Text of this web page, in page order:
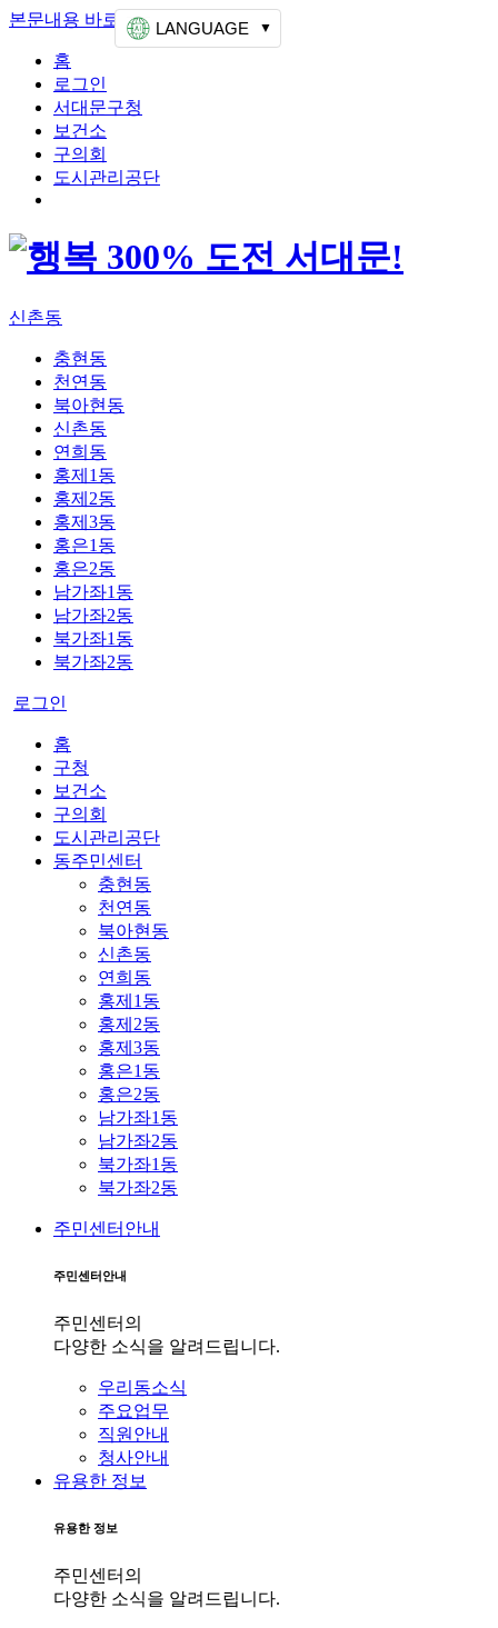
본문내용 바로가기 상단메뉴 가기
홈
로그인
서대문구청
보건소
구의회
도시관리공단
신촌동
충현동
천연동
북아현동
신촌동
연희동
홍제1동
홍제2동
홍제3동
홍은1동
홍은2동
남가좌1동
남가좌2동
북가좌1동
북가좌2동
로그인
LANGUAGE
홈
구청
보건소
구의회
도시관리공단
동주민센터
충현동
천연동
북아현동
신촌동
연희동
홍제1동
홍제2동
홍제3동
홍은1동
홍은2동
남가좌1동
남가좌2동
북가좌1동
북가좌2동
주민센터안내
주민센터안내
주민센터의
다양한 소식을 알려드립니다.
우리동소식
주요업무
직원안내
청사안내
유용한 정보
유용한 정보
주민센터의
다양한 소식을 알려드립니다.